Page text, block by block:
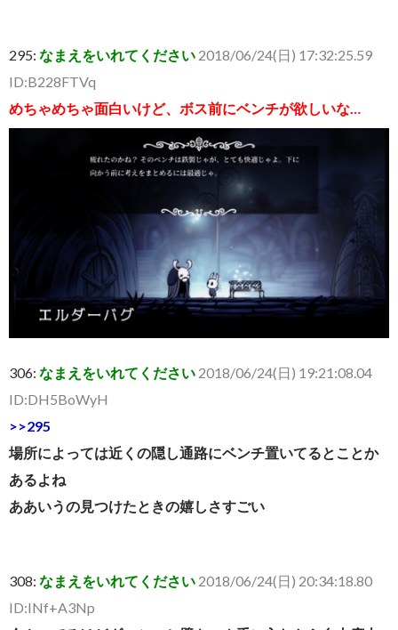
295: なまえをいれてください 2018/06/24(日) 17:32:25.59
ID:B228FTVq
めちゃめちゃ面白いけど、ボス前にベンチが欲しいな…
306: なまえをいれてください 2018/06/24(日) 19:21:08.04
ID:DH5BoWyH
>>295
場所によっては近くの隠し通路にベンチ置いてるとことか
あるよね
ああいうの見つけたときの嬉しさすごい
308: なまえをいれてください 2018/06/24(日) 20:34:18.80
ID:INf+A3Np